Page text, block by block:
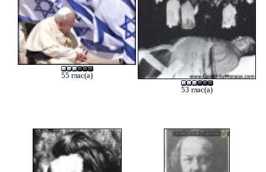
55 глас(а)
53 глас(а)